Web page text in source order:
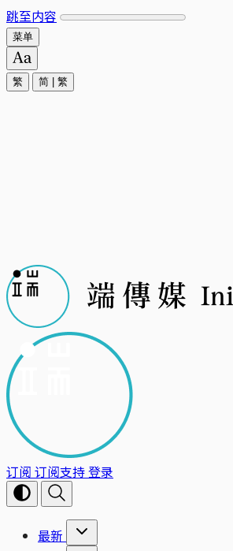
跳至内容
菜单
繁 简 繁
订阅 订阅支持登录
最新